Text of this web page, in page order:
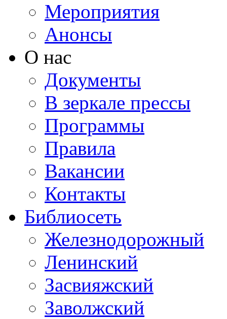
Мероприятия
Анонсы
О нас
Документы
В зеркале прессы
Программы
Правила
Вакансии
Контакты
Библиосеть
Железнодорожный
Ленинский
Засвияжский
Заволжский